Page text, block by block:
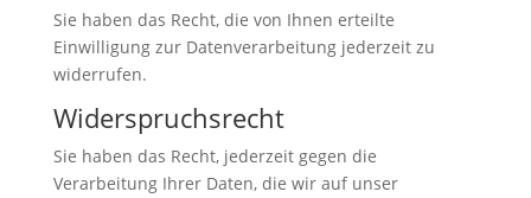
Sie haben das Recht, die von Ihnen erteilte
Einwilligung zur Datenverarbeitung jederzeit zu
widerrufen.
Widerspruchsrecht
Sie haben das Recht, jederzeit gegen die
Verarbeitung Ihrer Daten, die wir auf unser